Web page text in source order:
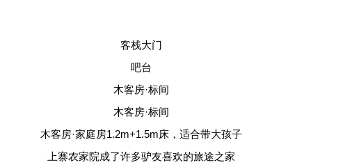
客栈大门
吧台
木客房·标间
木客房·标间
木客房·家庭房1.2m+1.5m床，适合带大孩子
上寨农家院成了许多驴友喜欢的旅途之家